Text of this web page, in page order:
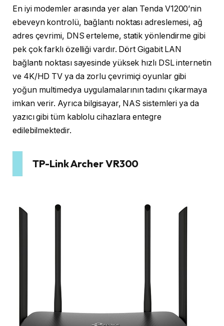
En iyi modemler arasında yer alan Tenda V1200’nin
ebeveyn kontrolü, bağlantı noktası adreslemesi, ağ
adres çevrimi, DNS erteleme, statik yönlendirme gibi
pek çok farklı özelliği vardır. Dört Gigabit LAN
bağlantı noktası sayesinde yüksek hızlı DSL internetin
ve 4K/HD TV ya da zorlu çevrimiçi oyunlar gibi
yoğun multimedya uygulamalarının tadını çıkarmaya
imkan verir. Ayrıca bilgisayar, NAS sistemleri ya da
yazıcı gibi tüm kablolu cihazlara entegre
edilebilmektedir.
TP-Link Archer VR300